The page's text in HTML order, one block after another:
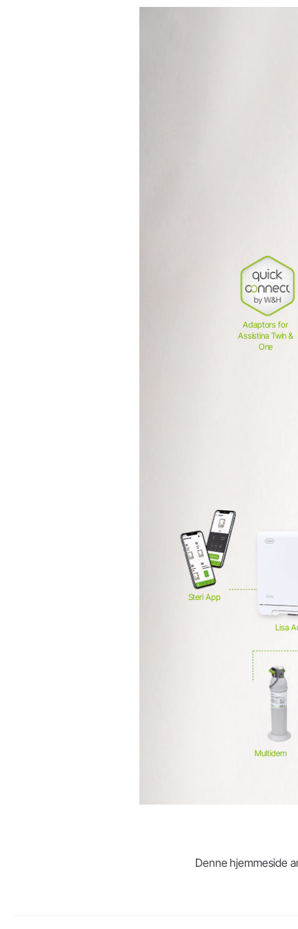
Multidem
Adaptors for
Assistina Twin &
One
Steri App
Lisa
Denne hjemmeside